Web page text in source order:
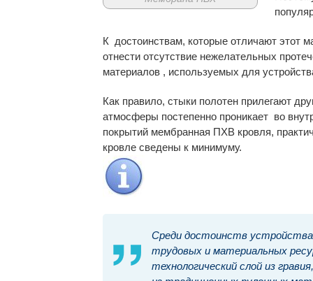
К достоинствам, которые отличают этот
отнести отсутствие нежелательных
материалов , используемых для
Как правило, стыки полотен прилегают
атмосферы постепенно проникает во
покрытий мембранная ПХВ кровля,
кровле сведены к минимуму.
Среди достоинств
трудовых и материальных
технологический слой из